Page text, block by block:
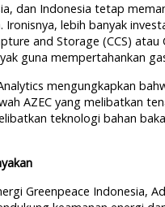
dan Indonesia tetap
Ironisnya, lebih banyak
and Storage (CCS)
guna mempertahankan
mengungkapkan
AZEC yang melibatkan
teknologi bahan
Greenpeace Indonesia,